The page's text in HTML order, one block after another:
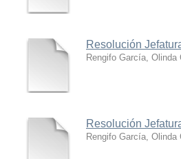
Resolución
Rengifo García, Olinda
Resolución
Rengifo García, Olinda